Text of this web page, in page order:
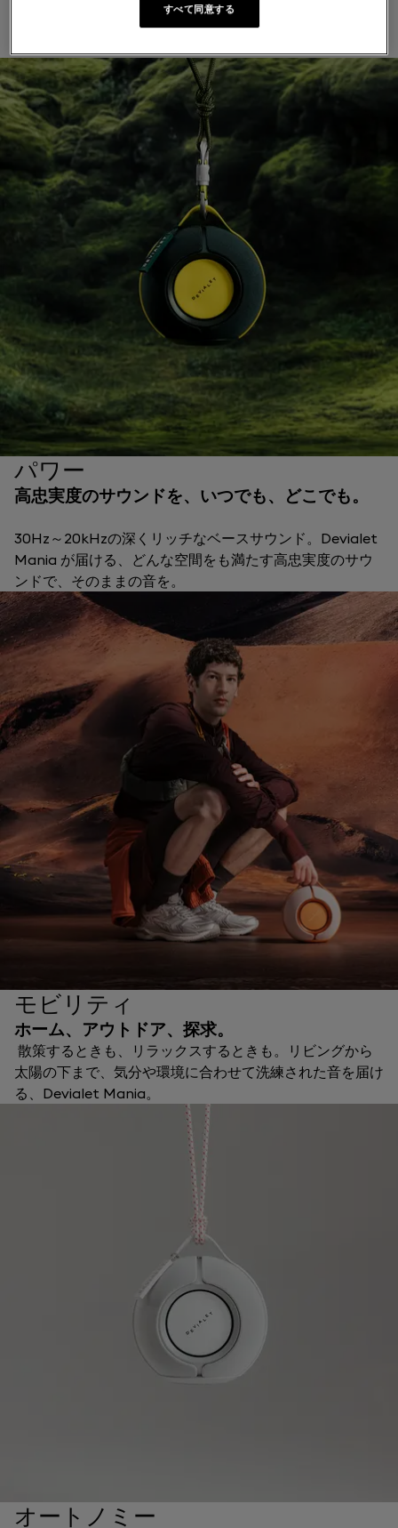
パワー
高忠実度のサウンドを、いつでも、どこでも。
30Hz～20kHzの深くリッチなベースサウンド。Devialet
Mania が届ける、どんな空間をも満たす高忠実度のサウ
ンドで、そのままの音を。
モビリティ
ホーム、アウトドア、探求。
散策するときも、リラックスするときも。リビングから
太陽の下まで、気分や環境に合わせて洗練された音を届け
る、Devialet Mania。
オートノミー
すべて同意する